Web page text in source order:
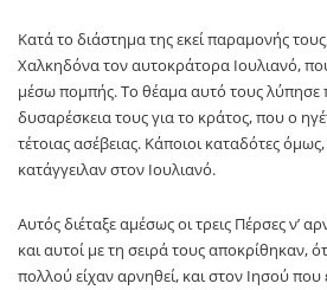
Κατά το διάστημα της εκεί παραμονής
Χαλκηδόνα τον αυτοκράτορα Ιουλιανό,
μέσω πομπής. Το θέαμα αυτό τους λύπησε
δυσαρέσκεια τους για το κράτος, που ο
τέτοιας ασέβειας. Κάποιοι καταδότες
κατάγγειλαν στον Ιουλιανό.
Αυτός διέταξε αμέσως οι τρεις Πέρσες ν’
και αυτοί με τη σειρά τους αποκρίθηκαν,
πολλού είχαν αρνηθεί, και στον Ιησού